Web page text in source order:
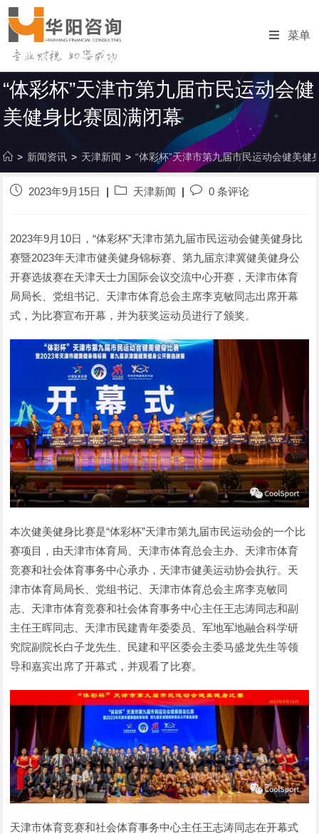
跳
转
至
菜单
“体彩杯”天津市第九届市民运动会健
美健身比赛圆满闭幕
> 新闻资讯 > 天津新闻 > “体彩杯”天津市第九届市民运动会健美健
发
帖
子：
2023年9月15日
帖
类
天津新闻
发
论：
0 条评论
2023年9月10日，“体彩杯”天津市第九届市民运动会健美健身比
赛暨2023年天津市健美健身锦标赛、第九届京津冀健美健身公
开赛选拔赛在天津天士力国际会议交流中心开赛，天津市体育
局局长、党组书记、天津市体育总会主席李克敏同志出席开幕
式，为比赛宣布开幕，并为获奖运动员进行了颁奖。
本次健美健身比赛是“体彩杯”天津市第九届市民运动会的一个比
赛项目，由天津市体育局、天津市体育总会主办、天津市体育
竞赛和社会体育事务中心承办，天津市健美运动协会执行。天
津市体育局局长、党组书记、天津市体育总会主席李克敏同
志、天津市体育竞赛和社会体育事务中心主任王志涛同志和副
主任王晖同志、天津市民建青年委委员、军地军地融合科学研
究院副院长白子龙先生、民建和平区委会主委马盛龙先生等领
导和嘉宾出席了开幕式，并观看了比赛。
天津市体育竞赛和社会体育事务中心主任王志涛同志在开幕式